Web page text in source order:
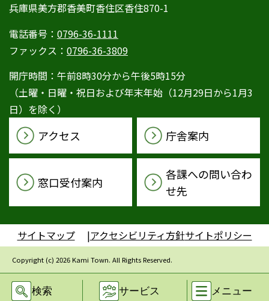
検索 サービス メニュー
兵庫県美方郡香美町香住区香住870-1
電話番号： 0796-36-1111
ファックス： 0796-36-3809
開庁時間：午前8時30分から午後5時15分
（土曜・日曜・祝日および年末年始（12月29日から1月3
日）を除く）
アクセス 庁舎案内
窓口受付案内
各課への問い合わ
せ先
サイトマップ アクセシビリティ方針サイトポリシー
Copyright (c) 2026 Kami Town. All Rights Reserved.